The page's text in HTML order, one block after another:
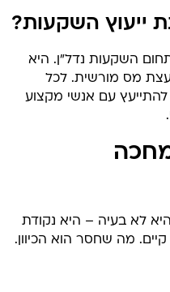
ייעוץ השקעות?
השקעות נדל”ן. היא
מס מורשית. לכל
עם אנשי מקצוע
לא בעיה – היא נקודת
מה שחסר הוא הכיוון.